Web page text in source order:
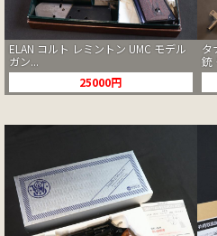
ELAN コルト レミントン UMC モデル
ガン...
25000円
タ
銃